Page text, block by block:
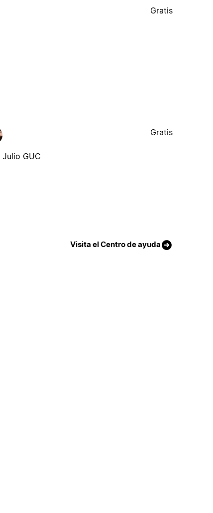
Gratis
Julio GUC
Gratis
Visita el Centro de ayuda